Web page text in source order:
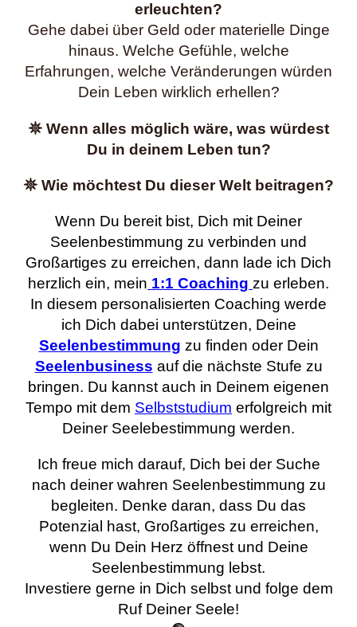
erleuchten?
Gehe dabei über Geld oder materielle Dinge
hinaus. Welche Gefühle, welche
Erfahrungen, welche Veränderungen würden
Dein Leben wirklich erhellen?
𖤓 Wenn alles möglich wäre, was würdest
Du in deinem Leben tun?
𖤓 Wie möchtest Du dieser Welt beitragen?
Wenn Du bereit bist, Dich mit Deiner
Seelenbestimmung zu verbinden und
Großartiges zu erreichen, dann lade ich Dich
herzlich ein, mein 1:1 Coaching zu erleben.
In diesem personalisierten Coaching werde
ich Dich dabei unterstützen, Deine
Seelenbestimmung zu finden oder Dein
Seelenbusiness auf die nächste Stufe zu
bringen. Du kannst auch in Deinem eigenen
Tempo mit dem Selbststudium erfolgreich mit
Deiner Seelebestimmung werden.
Ich freue mich darauf, Dich bei der Suche
nach deiner wahren Seelenbestimmung zu
begleiten. Denke daran, dass Du das
Potenzial hast, Großartiges zu erreichen,
wenn Du Dein Herz öffnest und Deine
Seelenbestimmung lebst.
Investiere gerne in Dich selbst und folge dem
Ruf Deiner Seele!